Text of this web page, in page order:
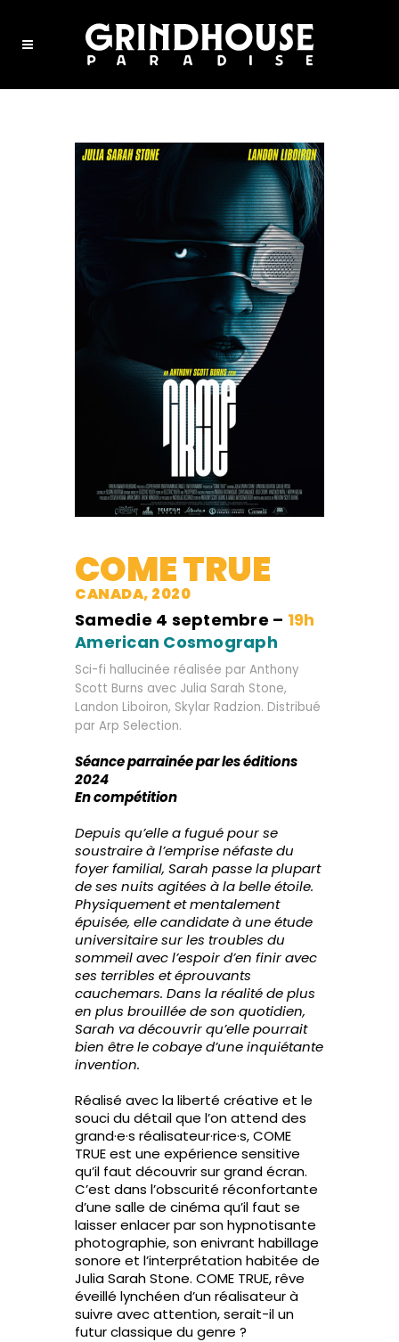
COME TRUE
CANADA, 2020
Samedie 4 septembre – 19h
American Cosmograph
Sci-fi hallucinée réalisée par Anthony
Scott Burns avec Julia Sarah Stone,
Landon Liboiron, Skylar Radzion. Distribué
par Arp Selection.
Séance parrainée par les éditions
2024
En compétition
Depuis qu’elle a fugué pour se
soustraire à l’emprise néfaste du
foyer familial, Sarah passe la plupart
de ses nuits agitées à la belle étoile.
Physiquement et mentalement
épuisée, elle candidate à une étude
universitaire sur les troubles du
sommeil avec l’espoir d’en finir avec
ses terribles et éprouvants
cauchemars. Dans la réalité de plus
en plus brouillée de son quotidien,
Sarah va découvrir qu’elle pourrait
bien être le cobaye d’une inquiétante
invention.
Réalisé avec la liberté créative et le
souci du détail que l’on attend des
grand·e·s réalisateur·rice·s, COME
TRUE est une expérience sensitive
qu’il faut découvrir sur grand écran.
C’est dans l’obscurité réconfortante
d’une salle de cinéma qu’il faut se
laisser enlacer par son hypnotisante
photographie, son enivrant habillage
sonore et l’interprétation habitée de
Julia Sarah Stone. COME TRUE, rêve
éveillé lynchéen d’un réalisateur à
suivre avec attention, serait-il un
futur classique du genre ?